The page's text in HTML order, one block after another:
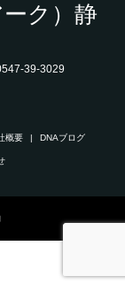
ク）静
39-3029
概要 DNAブログ
ルで問い合わせ